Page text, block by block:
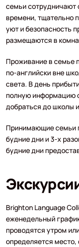
семьи сотрудничают
времени, тщательно
уют и безопасность
размещаются в
Проживание в семье
по-английски вне
света. В день
полную информацию
добраться до школы
Принимающие семьи
будние дни и 3-х
будние дни
Brighton Language
еженедельный
проводятся утром
определяется место,